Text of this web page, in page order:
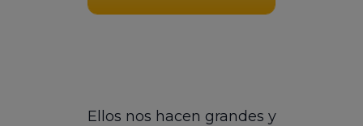
Ellos nos hacen grandes y